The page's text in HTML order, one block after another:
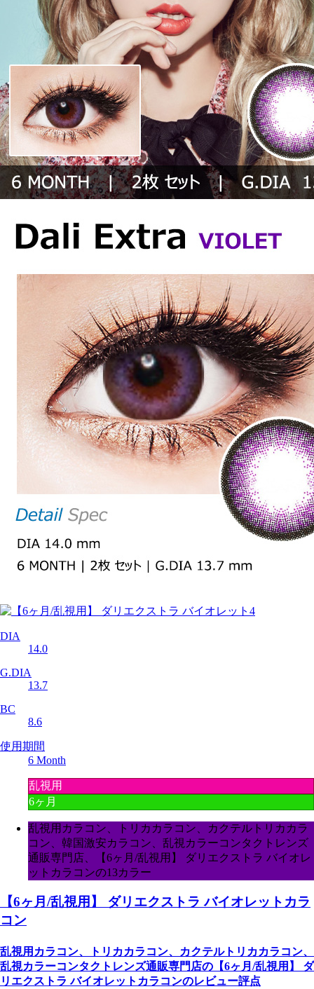
DIA
14.0
G.DIA
13.7
BC
8.6
使用期間
6 Month
乱視用
6ヶ月
乱視用カラコン、トリカカラコン、カクテルトリカカラ
コン、韓国激安カラコン、乱視カラーコンタクトレンズ
通販専門店、【6ヶ月/乱視用】 ダリエクストラ バイオレ
ットカラコンの13カラー
【6ヶ月/乱視用】 ダリエクストラ バイオレットカラ
コン
乱視用カラコン、トリカカラコン、カクテルトリカカラコン、
乱視カラーコンタクトレンズ通販専門店の【6ヶ月/乱視用】 ダ
リエクストラ バイオレットカラコンのレビュー評点